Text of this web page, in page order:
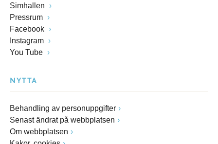
Simhallen
Pressrum
Facebook
Instagram
You Tube
NYTTA
Behandling av personuppgifter
Senast ändrat på webbplatsen
Om webbplatsen